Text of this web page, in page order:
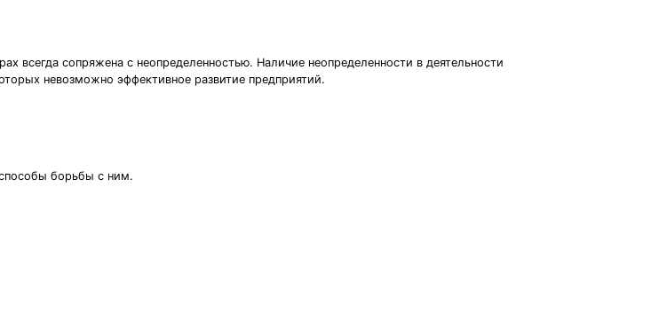
всегда сопряжена с неопределенностью. Наличие неопределенности в деятельности
невозможно эффективное развитие предприятий.
способы борьбы с ним.